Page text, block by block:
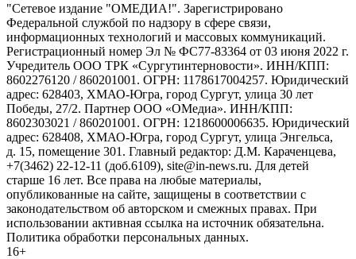
"Сетевое издание "ОМЕДИА!". Зарегистрировано
Федеральной службой по надзору в сфере связи,
информационных технологий и массовых коммуникаций.
Регистрационный номер Эл № ФС77-83364 от 03 июня 2022 г.
Учредитель ООО ТРК «Сургутинтерновости». ИНН/КПП:
8602276120 / 860201001. ОГРН: 1178617004257. Юридический
адрес: 628403, ХМАО-Югра, город Сургут, улица 30 лет
Победы, 27/2. Партнер ООО «ОМедиа». ИНН/КПП:
8602303021 / 860201001. ОГРН: 1218600006635. Юридический
адрес: 628408, ХМАО-Югра, город Сургут, улица Энгельса,
д. 15, помещение 301. Главный редактор: Д.М. Караченцева,
+7(3462) 22-12-11 (доб.6109), site@in-news.ru. Для детей
старше 16 лет. Все права на любые материалы,
опубликованные на сайте, защищены в соответствии с
законодательством об авторском и смежных правах. При
использовании активная ссылка на источник обязательна.
Политика обработки персональных данных.
16+